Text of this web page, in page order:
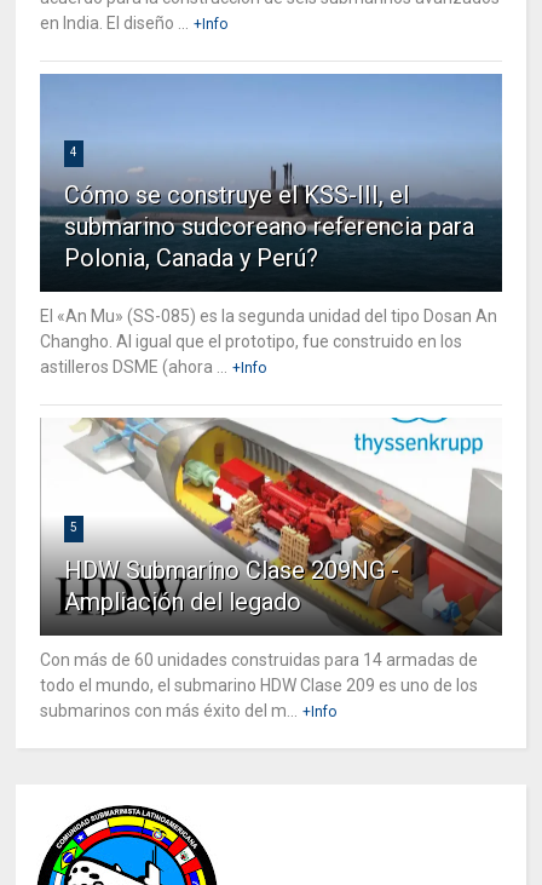
en India. El diseño ...
+Info
4
Cómo se construye el KSS-III, el
submarino sudcoreano referencia para
Polonia, Canada y Perú?
El «An Mu» (SS-085) es la segunda unidad del tipo Dosan An
Changho. Al igual que el prototipo, fue construido en los
astilleros DSME (ahora ...
+Info
5
HDW Submarino Clase 209NG -
Ampliación del legado
Con más de 60 unidades construidas para 14 armadas de
todo el mundo, el submarino HDW Clase 209 es uno de los
submarinos con más éxito del m...
+Info